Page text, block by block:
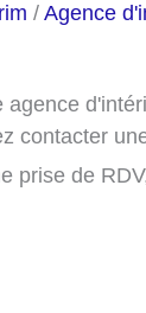
/ Agence
agence
contacter
prise de